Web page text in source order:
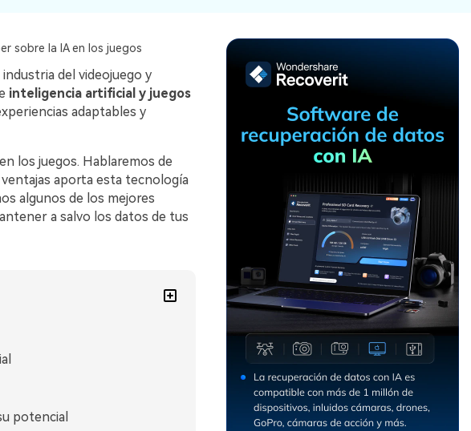
Excel
Recuperar
Recuperar
Email
Recuperar
Sistema
Recuperar
Datos
Recuperar
Disco Dañado
Recuperar
datos en
RAID
Nuevo
Recuperar
Recuperar
Disco RAW
sobre la IA en los juegos
del videojuego y
inteligencia artificial y juegos
adaptables y
los juegos. Hablaremos de
aporta esta tecnología
algunos de los mejores
a salvo los datos de tus
potencial